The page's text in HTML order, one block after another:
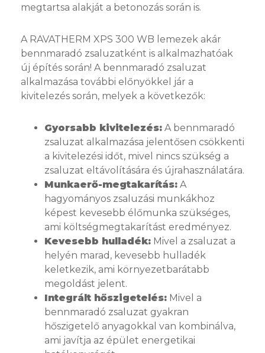
megtartsa alakját a betonozás során is.
A RAVATHERM XPS 300 WB lemezek akár
bennmaradó zsaluzatként is alkalmazhatóak
új építés során! A bennmaradó zsaluzat
alkalmazása további előnyökkel jár a
kivitelezés során, melyek a következők:
Gyorsabb kivitelezés: A bennmaradó
zsaluzat alkalmazása jelentősen csökkenti
a kivitelezési időt, mivel nincs szükség a
zsaluzat eltávolítására és újrahasználatára.
Munkaerő-megtakarítás: A
hagyományos zsaluzási munkákhoz
képest kevesebb élőmunka szükséges,
ami költségmegtakarítást eredményez.
Kevesebb hulladék: Mivel a zsaluzat a
helyén marad, kevesebb hulladék
keletkezik, ami környezetbarátabb
megoldást jelent.
Integrált hőszigetelés: Mivel a
bennmaradó zsaluzat gyakran
hőszigetelő anyagokkal van kombinálva,
ami javítja az épület energetikai